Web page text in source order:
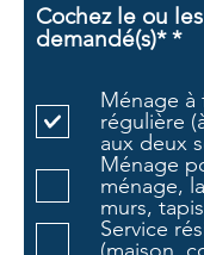
Cochez le ou
demandé(s)* *O
g
a
t
o
i
r
Ménage à
régulière
aux deux
Ménage
ménage,
murs,
Service